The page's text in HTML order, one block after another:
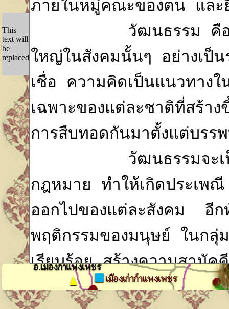
This
text will
be
replaced